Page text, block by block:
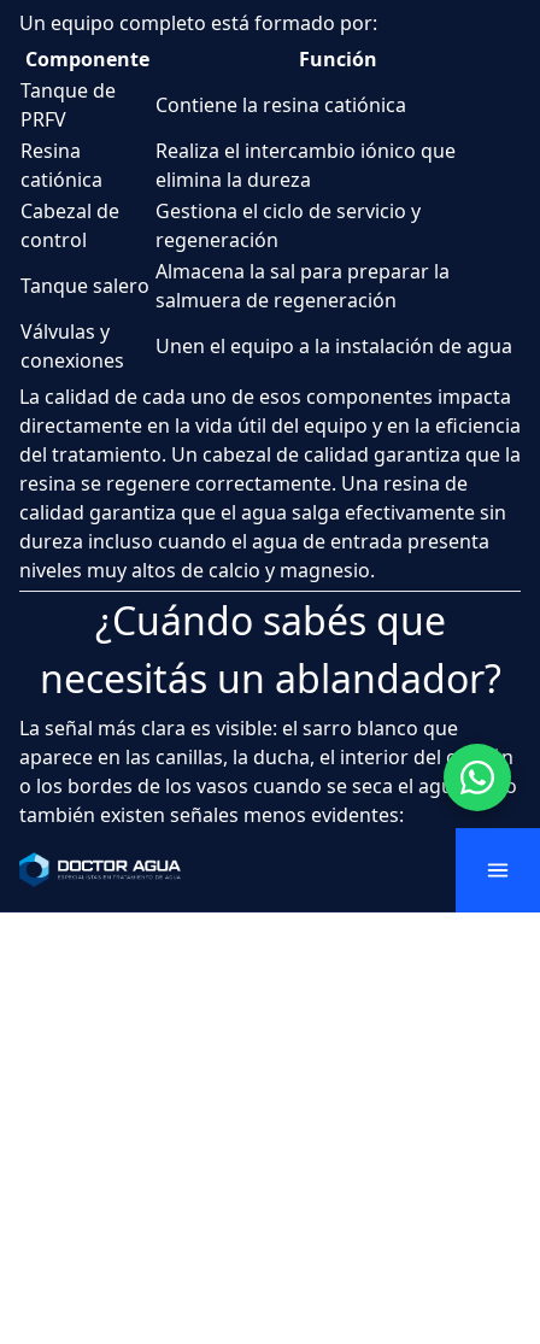
Un equipo completo está formado por:
Componente
Función
Tanque de
PRFV
Contiene la resina catiónica
Resina
catiónica
Realiza el intercambio iónico que
elimina la dureza
Cabezal de
control
Gestiona el ciclo de servicio y
regeneración
Tanque salero
Almacena la sal para preparar la
salmuera de regeneración
Válvulas y
conexiones
Unen el equipo a la instalación de agua
La calidad de cada uno de esos componentes impacta
directamente en la vida útil del equipo y en la eficiencia
del tratamiento. Un cabezal de calidad garantiza que la
resina se regenere correctamente. Una resina de
calidad garantiza que el agua salga efectivamente sin
dureza incluso cuando el agua de entrada presenta
niveles muy altos de calcio y magnesio.
¿Cuándo sabés que
necesitás un ablandador?
La señal más clara es visible: el sarro blanco que
aparece en las canillas, la ducha, el interior del calefón
o los bordes de los vasos cuando se seca el agua. Pero
también existen señales menos evidentes:
Electrodomésticos que se rompen antes de
tiempo(calefones, termotanques,
lavarropas)